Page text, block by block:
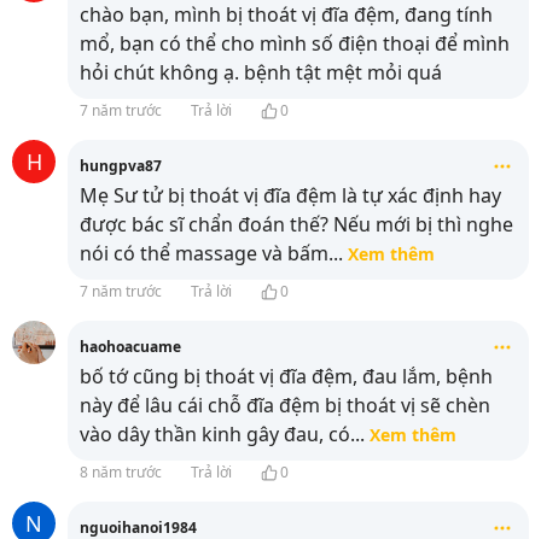
chào bạn, mình bị thoát vị đĩa đệm, đang tính
mổ, bạn có thể cho mình số điện thoại để mình
hỏi chút không ạ. bệnh tật mệt mỏi quá
7 năm trước Trả lời 0
H hungpva87
Mẹ Sư tử bị thoát vị đĩa đệm là tự xác định hay
được bác sĩ chẩn đoán thế? Nếu mới bị thì nghe
nói có thể massage và bấm... Xem thêm
7 năm trước Trả lời 0
haohoacuame
bố tớ cũng bị thoát vị đĩa đệm, đau lắm, bệnh
này để lâu cái chỗ đĩa đệm bị thoát vị sẽ chèn
vào dây thần kinh gây đau, có... Xem thêm
8 năm trước Trả lời 0
N nguoihanoi1984